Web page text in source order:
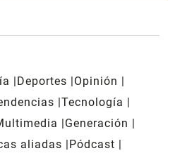
Deportes
Opinión
Tecnología
Generación
aliadas
Pódcast